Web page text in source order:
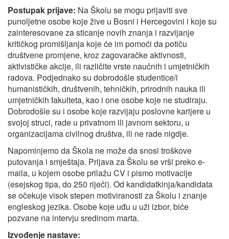
Postupak prijave: Na Školu se mogu prijaviti sve
punoljetne osobe koje žive u Bosni i Hercegovini i koje su
zainteresovane za sticanje novih znanja i razvijanje
kritičkog promišljanja koje će im pomoći da potiču
društvene promjene, kroz zagovaračke aktivnosti,
aktivističke akcije, ili različite vrste naučnih i umjetničkih
radova. Podjednako su dobrodošle studentice/i
humanističkih, društvenih, tehničkih, prirodnih nauka ili
umjetničkih fakulteta, kao i one osobe koje ne studiraju.
Dobrodošle su i osobe koje razvijaju poslovne karijere u
svojoj struci, rade u privatnom ili javnom sektoru, u
organizacijama civilnog društva, ili ne rade nigdje.
Napominjemo da Škola ne može da snosi troškove
putovanja i smještaja. Prijava za Školu se vrši preko e-
maila, u kojem osobe prilažu CV i pismo motivacije
(esejskog tipa, do 250 riječi). Od kandidatkinja/kandidata
se očekuje visok stepen motiviranosti za Školu i znanje
engleskog jezika. Osobe koje uđu u uži izbor, biće
pozvane na intervju sredinom marta.
Izvođenje nastave: